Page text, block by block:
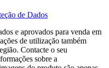
de Dados
e aprovados para venda em
de utilização também
Contacte o seu
sobre a